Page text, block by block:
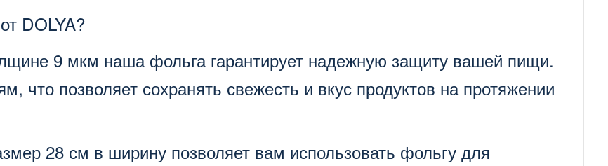
DOLYA?
9 мкм наша фольга гарантирует надежную защиту вашей пищи.
что позволяет сохранять свежесть и вкус продуктов на протяжении
28 см в ширину позволяет вам использовать фольгу для